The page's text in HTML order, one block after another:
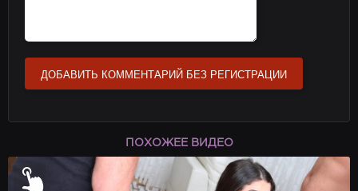
ДОБАВИТЬ КОММЕНТАРИЙ БЕЗ РЕГИСТРАЦИИ
ПОХОЖЕЕ ВИДЕО